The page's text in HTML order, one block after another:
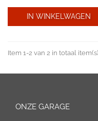
IN WINKELWAGEN
Item 1-2 van 2 in totaal item(s)
ONZE GARAGE